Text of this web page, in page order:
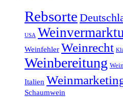
Rebsorte
USA
Weinfehler Weinrecht
Weinbereitung
Italien
Schaumwein